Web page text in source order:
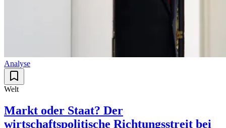
Analyse
Welt
Markt oder Staat? Der
wirtschaftspolitische Richtungsstreit bei